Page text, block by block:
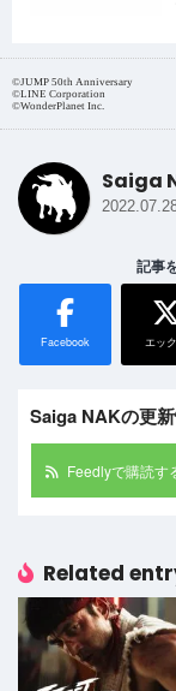
©JUMP 50th Anniversary
©LINE Corporation
©WonderPlanet Inc.
Saiga
記事
Facebook エッ
Saiga NAKの更
Feedlyで購読す
Related